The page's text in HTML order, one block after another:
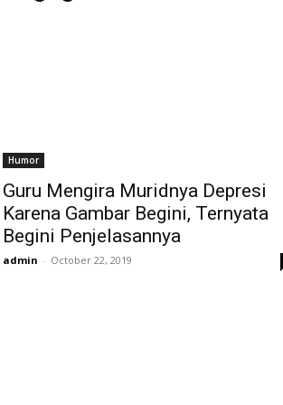
Humor
Guru Mengira Muridnya Depresi
Karena Gambar Begini, Ternyata
Begini Penjelasannya
admin - October 22, 2019